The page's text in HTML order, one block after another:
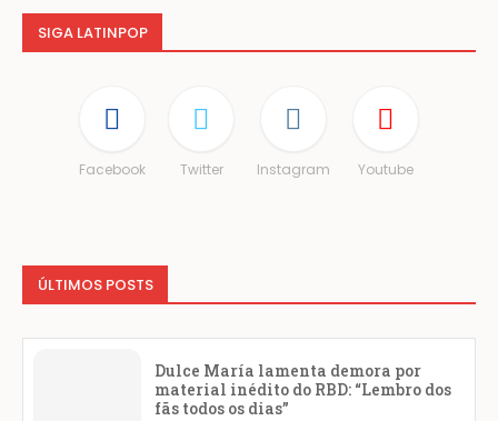
SIGA LATINPOP
Facebook Twitter Instagram Youtube
ÚLTIMOS POSTS
Dulce María lamenta demora por
material inédito do RBD: “Lembro dos
fãs todos os dias”